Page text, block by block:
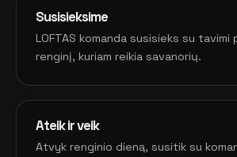
Susisieksime
LOFTAS komanda susisieks su
renginį, kuriam reikia savanorių.
Ateik ir veik
Atvyk renginio dieną, susitik su